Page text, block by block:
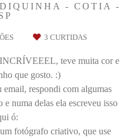
- COTIA -
3 CURTIDAS
teve muita cor e
que gosto. :)
respondi com algumas
e numa delas ela escreveu isso
ó:
fotógrafo criativo, que use